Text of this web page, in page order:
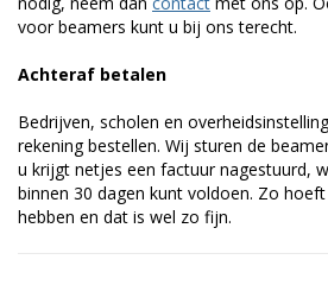
voor beamers kunt u bij ons terecht.
Achteraf betalen
Bedrijven, scholen en
rekening bestellen. Wij sturen de
u krijgt netjes een factuur nagestuurd,
binnen 30 dagen kunt voldoen. Zo
hebben en dat is wel zo fijn.